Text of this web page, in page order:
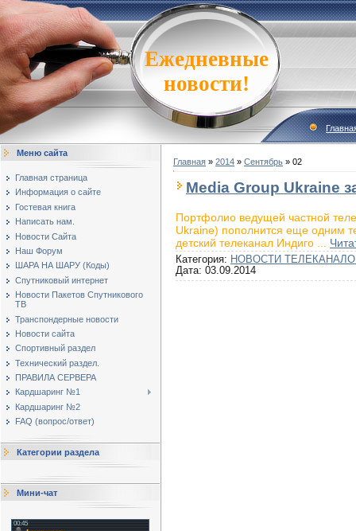
Ежедневные
новости!
Меню сайта
Главная страница
Информация о сайте
Гостевая книга
Написать нам.
Новости Сайта
Наш Форум
ШАРА НА ШАРУ (Коды)
Спутниковый интернет
Новости Пакетов Спутникового
ТВ
Транспондерные новости
Новости сайта
Спортивный раздел
Технический раздел.
ПРАВИЛА СЕРВЕРА
Кардшаринг №1
Кардшаринг №2
FAQ (вопрос/ответ)
Категории раздела
Мини-чат
Главная » 2014 » Сентябрь » 02
Media Group Ukraine
Портфолио ведущей частной
Ukraine) пополнится еще одним
детский телеканал Индиго
Категория: НОВОСТИ
Дата: 03.09.2014